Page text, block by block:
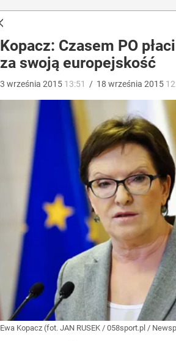
Kopacz: Czasem PO
za swoją europejskość
3 września 2015 13:51 / 18 września 2015
Ewa Kopacz (fot. JAN RUSEK / 058sport.pl /